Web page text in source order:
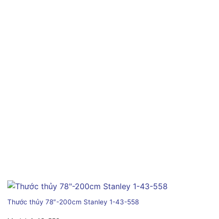
Thước thủy 78″-200cm Stanley 1-43-558